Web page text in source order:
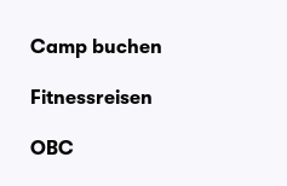
Camp buchen
Fitnessreisen
OBC